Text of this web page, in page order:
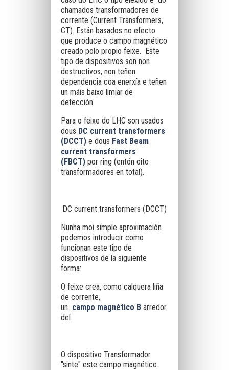
chamados transformadores de
corrente (Current Transformers,
CT). Están basados no efecto
que produce o campo magnético
creado polo propio feixe. Este
tipo de dispositivos son non
destructivos, non teñen
dependencia coa enerxía e teñen
un máis baixo limiar de
detección.
Para o feixe do LHC son usados
dous DC current transformers
(DCCT)e dous Fast Beam
current transformers
(FBCT)por ring (entón oito
transformadores en total).
DC current transformers (DCCT)
Nunha moi simple aproximación
podemos introducir como
funcionan este tipo de
dispositivos de la siguiente
forma:
O feixe crea, como calquera liña
de corrente,
un campo magnético B arredor
del.
O dispositivo Transformador
"sinte" este campo magnético.